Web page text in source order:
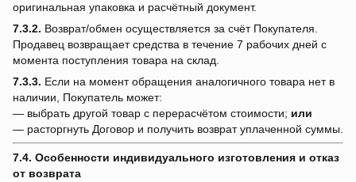
оригинальная упаковка и расчётный документ.
7.3.2. Возврат/обмен осуществляется за счёт Покупателя.
Продавец возвращает средства в течение 7 рабочих дней с
момента поступления товара на склад.
7.3.3. Если на момент обращения аналогичного товара нет в
наличии, Покупатель может:
— выбрать другой товар с перерасчётом стоимости; или
— расторгнуть Договор и получить возврат уплаченной суммы.
7.4. Особенности индивидуального изготовления и отказ
от возврата